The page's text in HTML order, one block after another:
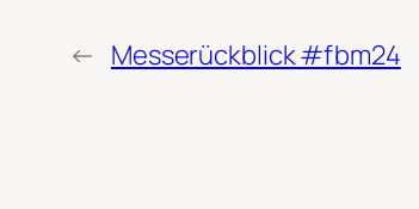
← Messerückblick #fbm24